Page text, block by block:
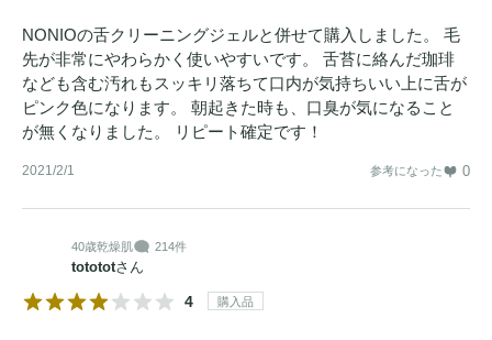
NONIOの舌クリーニングジェルと併せて購入しました。 毛
先が非常にやわらかく使いやすいです。 舌苔に絡んだ珈琲
なども含む汚れもスッキリ落ちて口内が気持ちいい上に舌が
ピンク色になります。 朝起きた時も、口臭が気になること
が無くなりました。 リピート確定です！
2021/2/1 参考になった 0
40歳乾燥肌 214件
totototさん
4 購入品